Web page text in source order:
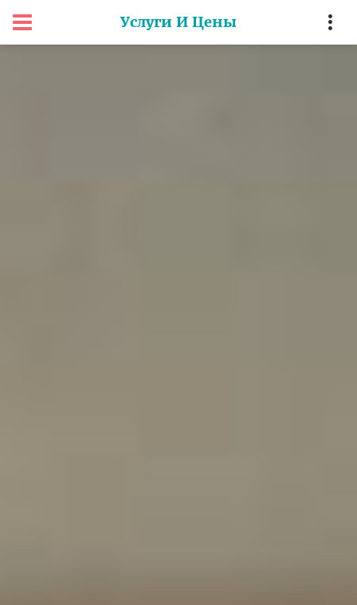
Услуги И Цены